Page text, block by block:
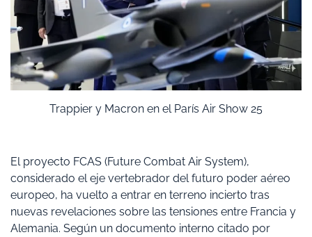
Trappier y Macron en el París Air Show 25
El proyecto FCAS (Future Combat Air System),
considerado el eje vertebrador del futuro poder aéreo
europeo, ha vuelto a entrar en terreno incierto tras
nuevas revelaciones sobre las tensiones entre Francia y
Alemania. Según un documento interno citado por